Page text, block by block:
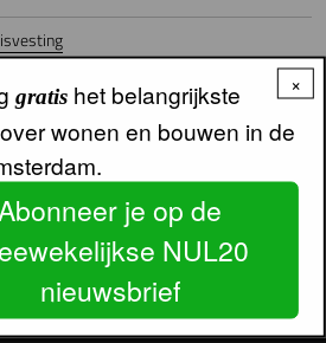
ARTIKELEN
en Amstelveen geen nieuwe
in 2025
×
gratishet belangrijkste
wonen en bouwen in de
Abonneer je op de
NUL20
nieuwsbrief